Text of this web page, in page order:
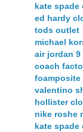
kate
ed hardy
tods outlet
michael
air jordan 9
coach
foamposite
valentino
hollister
nike roshe
kate